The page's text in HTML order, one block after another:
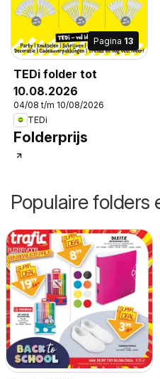
Pagina 13
TEDi folder tot
10.08.2026
04/08 t/m 10/08/2026
TEDi
Folderprijs
Populaire folders